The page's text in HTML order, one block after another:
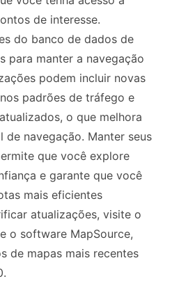
de interesse.
do banco de dados de
para manter a navegação
podem incluir novas
padrões de tráfego e
o que melhora
de navegação. Manter seus
que você explore
e garante que você
mais eficientes
atualizações, visite o
o software MapSource,
de mapas mais recentes